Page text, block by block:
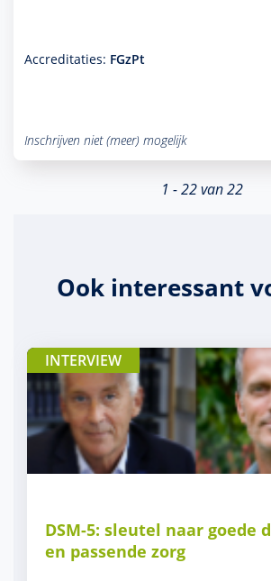
Accreditaties: FGzPt
Inschrijven niet (meer) mogelijk
1 - 22 van 22
Ook interessant
INTERVIEW
DSM-5: sleutel naar goede
en passende zorg